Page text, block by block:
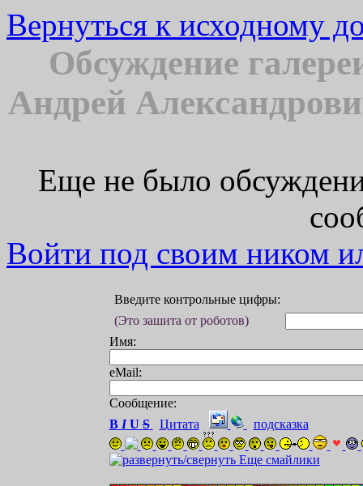
Вернуться к исходному
Обсуждение
Андрей
Еще не было
Войти под своим ником
Введите контрольные цифры:
(Это зашита от роботов)
Имя:
eMail:
Сообщение:
B I U S Цитата подсказка
Еще смайлики